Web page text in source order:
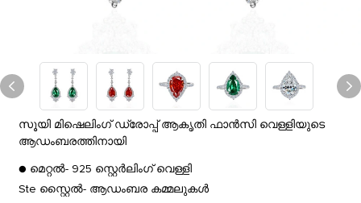
സൂയി മിഷെലിംഗ് ഡ്രോപ്പ് ആകൃതി ഫാൻസി വെള്ളിയുടെ
ആഡംബരത്തിനായി
● മെറ്റൽ- 925 സ്റ്റെർലിംഗ് വെള്ളി
Ste സ്റ്റൈൽ- ആഡംബര കമ്മലുകൾ